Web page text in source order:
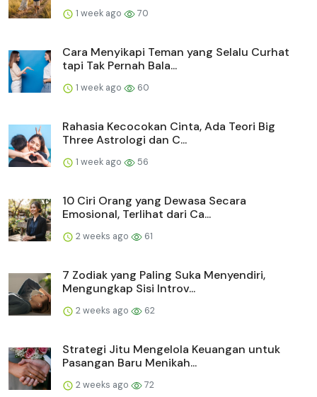
1 week ago 70
Cara Menyikapi Teman yang Selalu Curhat
tapi Tak Pernah Bala...
1 week ago 60
Rahasia Kecocokan Cinta, Ada Teori Big
Three Astrologi dan C...
1 week ago 56
10 Ciri Orang yang Dewasa Secara
Emosional, Terlihat dari Ca...
2 weeks ago 61
7 Zodiak yang Paling Suka Menyendiri,
Mengungkap Sisi Introv...
2 weeks ago 62
Strategi Jitu Mengelola Keuangan untuk
Pasangan Baru Menikah...
2 weeks ago 72